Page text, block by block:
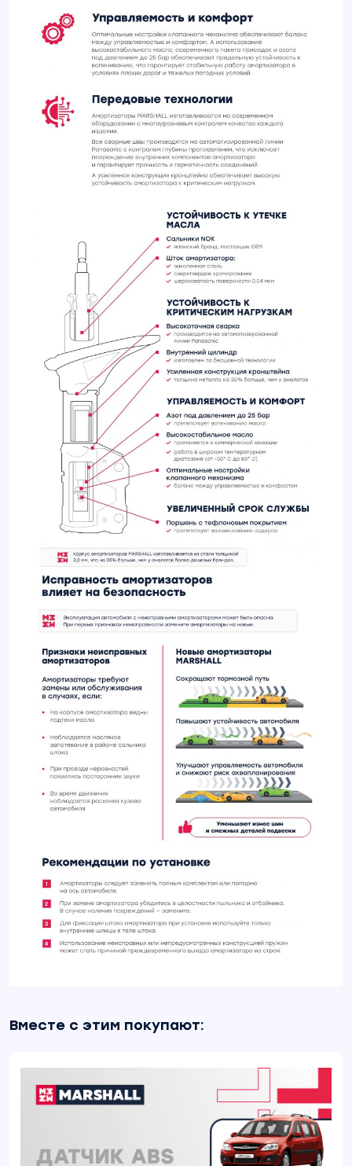
Вместе с этим покупают: